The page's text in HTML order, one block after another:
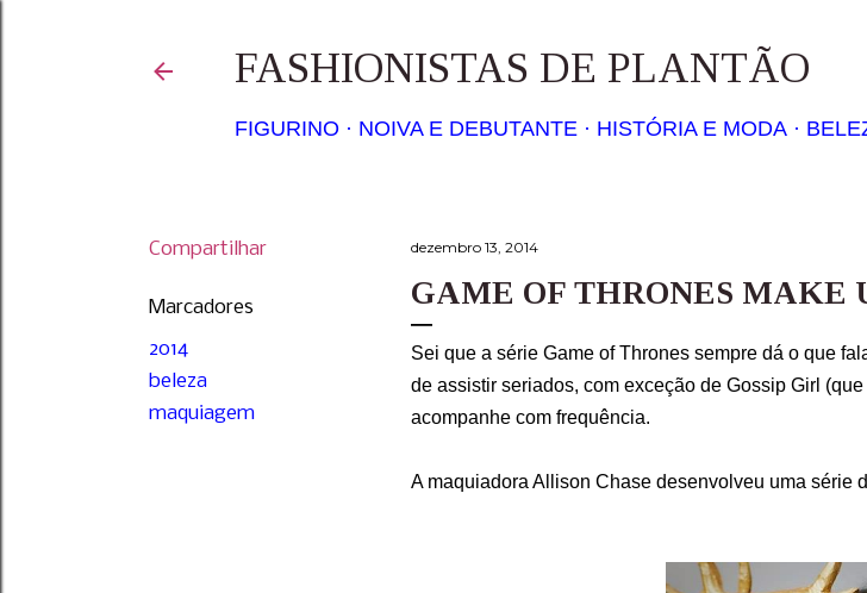
FASHIONISTAS DE PLANTÃO
FIGURINO NOIVA E DEBUTANTE HISTÓRIA E MODA
Compartilhar
Marcadores
2014
beleza
maquiagem
dezembro 13, 2014
GAME OF THRONES MAKE
Sei que a série Game of Thrones sempre dá o que
de assistir seriados, com exceção de Gossip Girl
acompanhe com frequência.
A maquiadora Allison Chase desenvolveu uma série